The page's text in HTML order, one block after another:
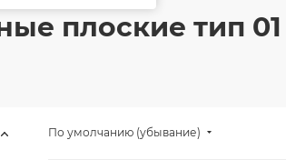
плоские тип 01
По умолчанию (убывание)